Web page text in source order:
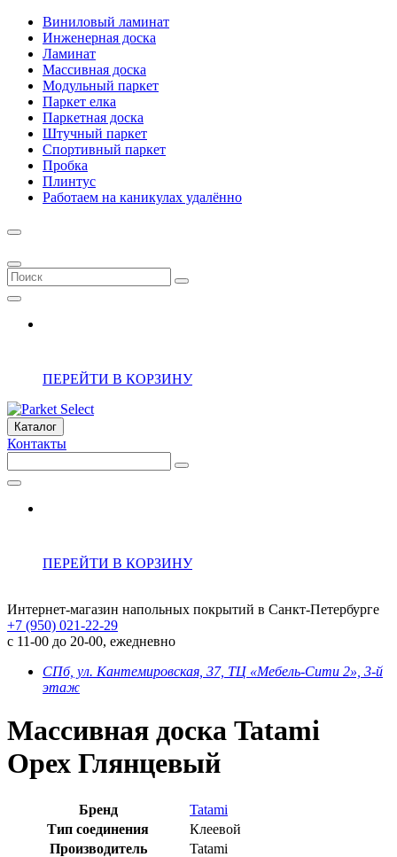
Виниловый ламинат
Инженерная доска
Ламинат
Массивная доска
Модульный паркет
Паркет елка
Паркетная доска
Штучный паркет
Спортивный паркет
Пробка
Плинтус
Работаем на каникулах удалённо
ПЕРЕЙТИ В КОРЗИНУ
Каталог
Контакты
ПЕРЕЙТИ В КОРЗИНУ
Интернет-магазин напольных покрытий в Санкт-Петербурге
+7 (950) 021-22-29
с 11-00 до 20-00, ежедневно
СПб, ул. Кантемировская, 37, ТЦ «Мебель-Сити 2», 3-й
этаж
Массивная доска Tatami
Орех Глянцевый
Бренд
Tatami
Тип соединения
Клеевой
Производитель
Tatami